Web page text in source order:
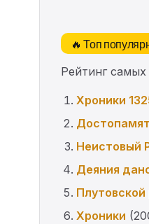
🔥 Топ
Рейтинг
Хроники
Неистовый
Деяния
Хроники